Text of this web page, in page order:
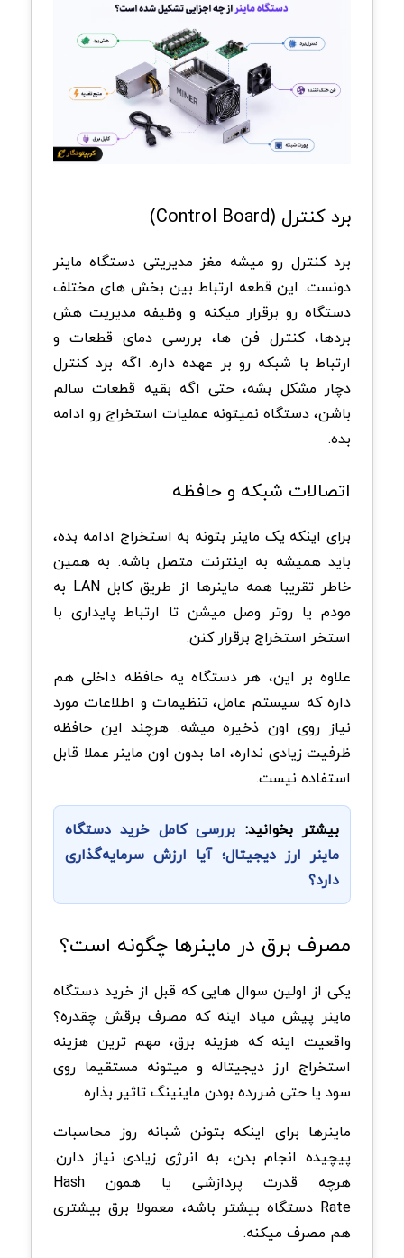
برد کنترل (Control Board)
برد کنترل رو میشه مغز مدیریتی دستگاه ماینر
دونست. این قطعه ارتباط بین بخش های مختلف
دستگاه رو برقرار میکنه و وظیفه مدیریت هش
بردها، کنترل فن ها، بررسی دمای قطعات و
ارتباط با شبکه رو بر عهده داره. اگه برد کنترل
دچار مشکل بشه، حتی اگه بقیه قطعات سالم
باشن، دستگاه نمیتونه عملیات استخراج رو ادامه
بده.
اتصالات شبکه و حافظه
برای اینکه یک ماینر بتونه به استخراج ادامه بده،
باید همیشه به اینترنت متصل باشه. به همین
خاطر تقریبا همه ماینرها از طریق کابلLAN به
مودم یا روتر وصل میشن تا ارتباط پایداری با
استخر استخراج برقرار کنن.
علاوه بر این، هر دستگاه یه حافظه داخلی هم
داره که سیستم عامل، تنظیمات و اطلاعات مورد
نیاز روی اون ذخیره میشه. هرچند این حافظه
ظرفیت زیادی نداره، اما بدون اون ماینر عملا قابل
استفاده نیست.
بیشتر بخوانید: بررسی کامل خرید دستگاه
ماینر ارز دیجیتال؛ آیا ارزش سرمایه‌گذاری
دارد؟
مصرف برق در ماینرها چگونه است؟
یکی از اولین سوال هایی که قبل از خرید دستگاه
ماینر پیش میاد اینه که مصرف برقش چقدره؟
واقعیت اینه که هزینه برق، مهم ترین هزینه
استخراج ارز دیجیتاله و میتونه مستقیما روی
سود یا حتی ضررده بودن ماینینگ تاثیر بذاره.
ماینرها برای اینکه بتونن شبانه روز محاسبات
پیچیده انجام بدن، به انرژی زیادی نیاز دارن.
هرچه قدرت پردازشی یا همون Hash
Rate دستگاه بیشتر باشه، معمولا برق بیشتری
هم مصرف میکنه.